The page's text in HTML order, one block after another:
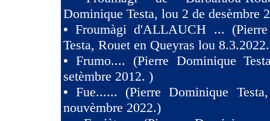
Dominique Testa, lou 2 de desèmbre
•Froumàgi d'ALLAUCH ...
Testa, Rouet en Queyras lou
• Frumo.... (Pierre Dominique
setèmbre 2012. )
•Fue...... (Pierre Dominique
nouvèmbre 2022.)